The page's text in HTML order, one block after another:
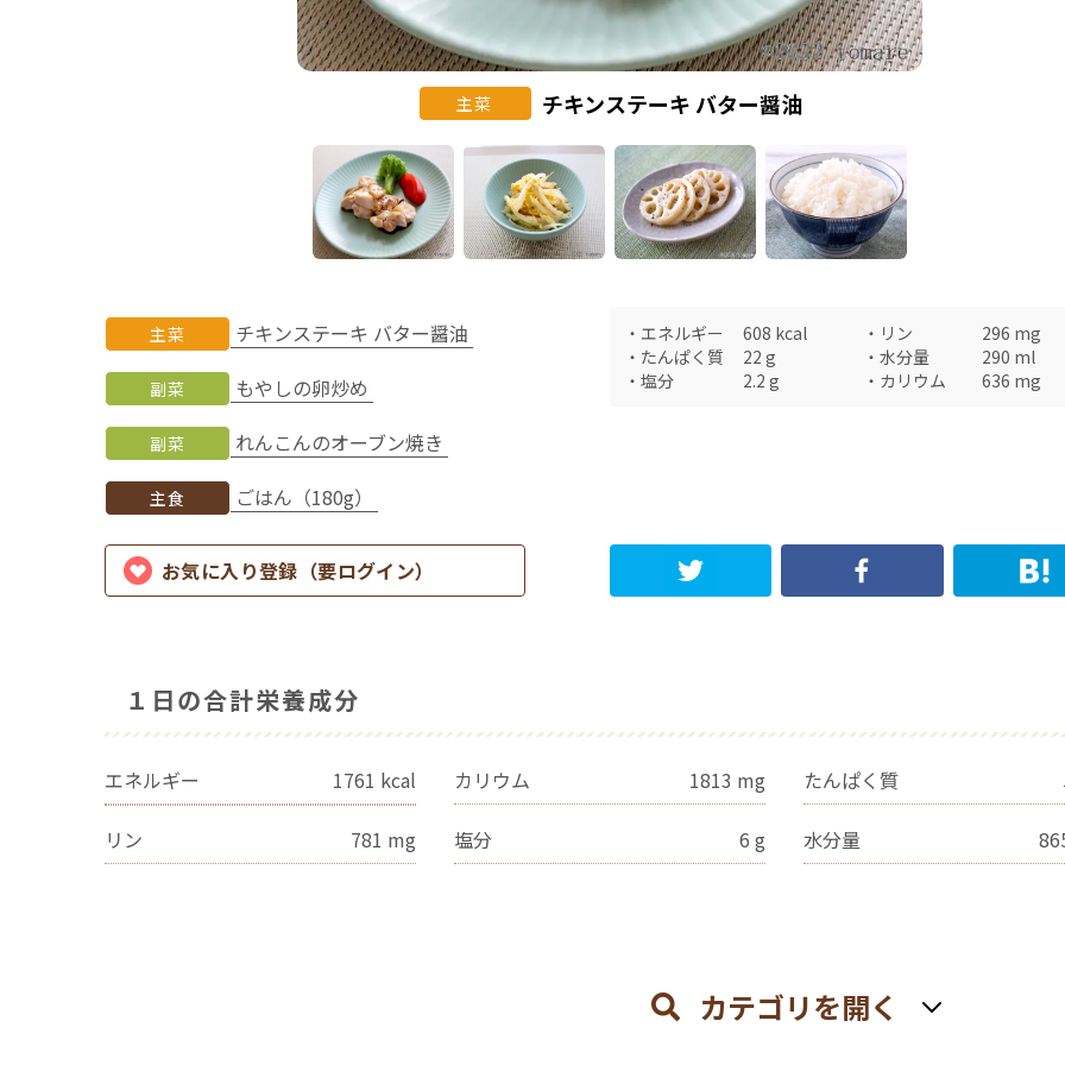
主菜 チキンステーキ バター醤油
主菜 チキンステーキ バター醤油
副菜 もやしの卵炒め
副菜 れんこんのオーブン焼き
主食 ごはん（180g）
・ エネルギー 608 kcal ・ リン 296 mg
・ たんぱく質 22 g ・ 水分量 290 ml
・ 塩分 2.2 g ・ カリウム 636 mg
お気に入り登録（要ログイン）
１日の合計栄養成分
エネルギー 1761 kcal カリウム 1813 mg たんぱく質
リン 781 mg 塩分 6 g 水分量
カテゴリを開く